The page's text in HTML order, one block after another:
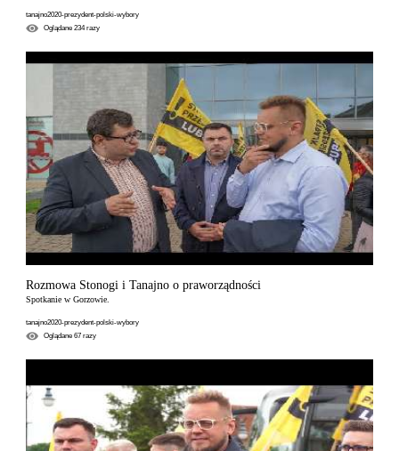
tanajno2020-prezydent-polski-wybory
Oglądane234razy
Rozmowa Stonogi i Tanajno o praworządności
Spotkanie w Gorzowie.
tanajno2020-prezydent-polski-wybory
Oglądane67 razy